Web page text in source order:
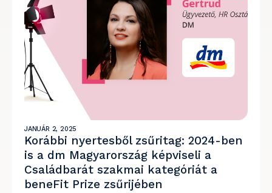
JANUÁR 2, 2025
Korábbi nyertesből zsűritag: 2024-ben
is a dm Magyarország képviseli a
Családbarát szakmai kategóriát a
beneFit Prize zsűrijében